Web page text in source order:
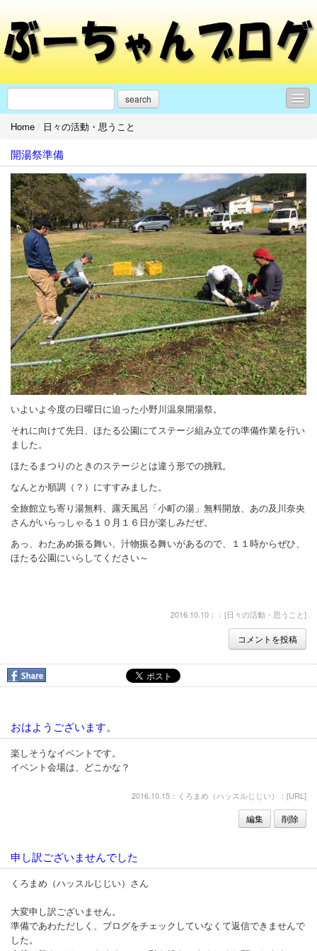
search
日々の活動・思うこと
モンテディオ山形
イベントのお知らせ
サッカー
■リンク■
プロフィール
お問合せ
Home / 日々の活動・思うこと
開湯祭準備
いよいよ今度の日曜日に迫った小野川温泉開湯祭。
それに向けて先日、ほたる公園にてステージ組み立ての準備作業を行い
ました。
ほたるまつりのときのステージとは違う形での挑戦。
なんとか順調（？）にすすみました。
全旅館立ち寄り湯無料、露天風呂「小町の湯」無料開放、あの及川奈央
さんがいらっしゃる１０月１６日が楽しみだぜ。
あっ、わたあめ振る舞い、汁物振る舞いがあるので、１１時からぜひ、
ほたる公園にいらしてください～
2016.10.10：：[日々の活動・思うこと]
コメントを投稿
おはようございます。
楽しそうなイベントです。
イベント会場は、どこかな？
2016.10.15：くろまめ（ハッスルじじい）：[URL ]
編集 削除
申し訳ございませんでした
くろまめ（ハッスルじじい）さん
大変申し訳ございません。
準備であわただしく、ブログをチェックしていなくて返信できませんで
した。